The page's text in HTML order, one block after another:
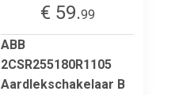
€ 59.99
ABB
2CSR255180R1105
Aardlekschakelaar B